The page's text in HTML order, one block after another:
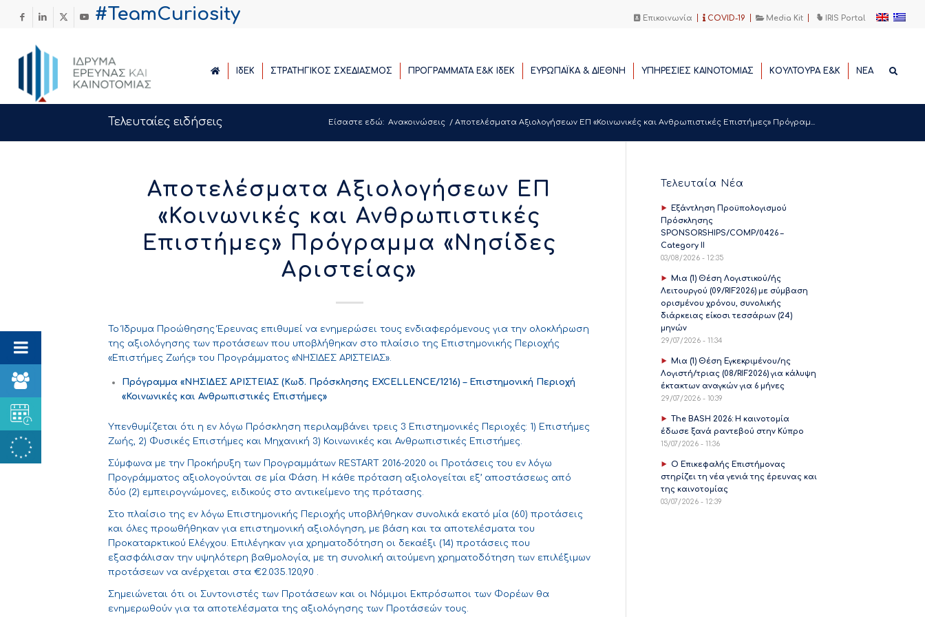
Επικοινωνία COVID-19 Media Kit IRIS Portal
#TeamCuriosity
ΙδΕΚ ΣΤΡΑΤΗΓΙΚΟΣ ΣΧΕΔΙΑΣΜΟΣ ΠΡΟΓΡΑΜΜΑΤΑ E&K ΙδΕΚ ΕΥΡΩΠΑΪΚΑ & ΔΙΕΘΝΗ ΥΠΗΡΕΣΙΕΣ ΚΑΙΝΟΤΟΜΙΑΣ ΚΟΥΛΤΟΥΡΑ Ε&Κ ΝΕΑ
Τελευταίες ειδήσεις Είσαστε εδώ: Ανακοινώσεις / Αποτελέσματα Αξιολογήσεων ΕΠ «Κοινωνικές και Ανθρωπιστικές Επιστήμες» Πρόγραμ...
Αποτελέσματα Αξιολογήσεων ΕΠ
«Κοινωνικές και Ανθρωπιστικές
Επιστήμες» Πρόγραμμα «Νησίδες
Αριστείας»
Το Ίδρυμα Προώθησης Έρευνας επιθυμεί να ενημερώσει τους ενδιαφερόμενους για την ολοκλήρωση
της αξιολόγησης των προτάσεων που υποβλήθηκαν στο πλαίσιο της Επιστημονικής Περιοχής
«Επιστήμες Ζωής» του Προγράμματος «ΝΗΣΙΔΕΣ ΑΡΙΣΤΕΙΑΣ».
Πρόγραμμα «ΝΗΣΙΔΕΣ ΑΡΙΣΤΕΙΑΣ (Κωδ. Πρόσκλησης EXCELLENCE/1216) – Επιστημονική Περιοχή
«Κοινωνικές και Ανθρωπιστικές Επιστήμες»
Υπενθυμίζεται ότι η εν λόγω Πρόσκληση περιλαμβάνει τρεις 3 Επιστημονικές Περιοχές: 1) Επιστήμες
Ζωής, 2) Φυσικές Επιστήμες και Μηχανική 3) Κοινωνικές και Ανθρωπιστικές Επιστήμες.
Σύμφωνα με την Προκήρυξη των Προγραμμάτων RESTART 2016-2020 οι Προτάσεις του εν λόγω
Προγράμματος αξιολογούνται σε μία Φάση. Η κάθε πρόταση αξιολογείται εξ’ αποστάσεως από
δύο (2) εμπειρογνώμονες, ειδικούς στο αντικείμενο της πρότασης.
Στο πλαίσιο της εν λόγω Επιστημονικής Περιοχής υποβλήθηκαν συνολικά εκατό μία (60) προτάσεις
και όλες προωθήθηκαν για επιστημονική αξιολόγηση, με βάση και τα αποτελέσματα του
Προκαταρκτικού Ελέγχου. Επιλέγηκαν για χρηματοδότηση οι δεκαέξι (14) προτάσεις που
εξασφάλισαν την υψηλότερη βαθμολογία, με τη συνολική αιτούμενη χρηματοδότηση των επιλέξιμων
προτάσεων να ανέρχεται στα €2.035.120,90 .
Σημειώνεται ότι οι Συντονιστές των Προτάσεων και οι Νόμιμοι Εκπρόσωποι των Φορέων θα
ενημερωθούν για τα αποτελέσματα της αξιολόγησης των Προτάσεών τους.
Τελευταία Νέα
Εξάντληση Προϋπολογισμού
Πρόσκλησης
SPONSORSHIPS/COMP/0426 –
Category II
03/08/2026 - 12:35
Μια (1) Θέση Λογιστικού/ής
Λειτουργού (09/RIF2026) με σύμβαση
ορισμένου χρόνου, συνολικής
διάρκειας είκοσι τεσσάρων (24)
μηνών
29/07/2026 - 11:34
Μια (1) Θέση Εγκεκριμένου/ης
Λογιστή/τριας (08/RIF2026) για κάλυψη
έκτακτων αναγκών για 6 μήνες
29/07/2026 - 10:39
The BASH 2026: Η καινοτομία
έδωσε ξανά ραντεβού στην Κύπρο
15/07/2026 - 11:36
Ο Επικεφαλής Επιστήμονας
στηρίζει τη νέα γενιά της έρευνας και
της καινοτομίας
03/07/2026 - 12:39